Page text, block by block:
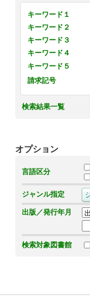
キーワード１
キーワード２
キーワード３
キーワード４
キーワード５
請求記号
検索結果一覧
オプション
言語区分
ジャンル指定
出版／発行年月
検索対象図書館